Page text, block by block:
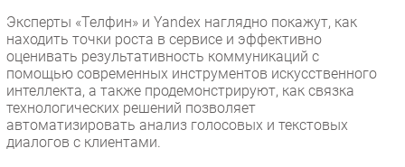
IT класс
Тестовый стенд
Каталог компаний
Эксперты «Телфин» и Yandex наглядно покажут, как
находить точки роста в сервисе и эффективно
оценивать результативность коммуникаций с
помощью современных инструментов искусственного
интеллекта, а также продемонстрируют, как связка
технологических решений позволяет
автоматизировать анализ голосовых и текстовых
диалогов с клиентами.